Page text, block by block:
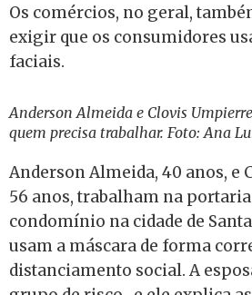
Os comércios, no geral,
exigir que os consumidores
faciais.
Anderson Almeida e Clovis
quem precisa trabalhar. Foto: Ana
Anderson Almeida, 40 anos, e
56 anos, trabalham na
condomínio na cidade de
usam a máscara de forma
distanciamento social. A